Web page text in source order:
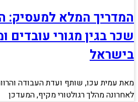
המדריך המלא למעסיק:
שכר בגין מגורי עובדים
בישראל
מאת עמית עכו, שותף ועדת העבודה
לאחרונה מהלך רגולטורי מקיף, המעדכן